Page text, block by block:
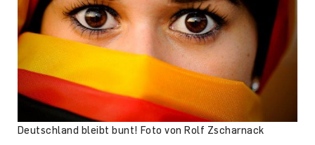
Deutschland bleibt bunt! Foto von Rolf Zscharnack